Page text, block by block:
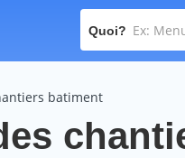
Quoi?
batiment